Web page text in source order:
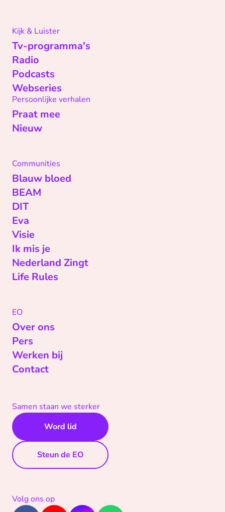
Kijk & Luister
Tv-programma's
Radio
Podcasts
Webseries
Persoonlijke verhalen
Praat mee
Nieuw
Communities
Blauw bloed
BEAM
DIT
Eva
Visie
Ik mis je
Nederland Zingt
Life Rules
EO
Over ons
Pers
Werken bij
Contact
Samen staan we sterker
Word lid
Steun de EO
Volg ons op